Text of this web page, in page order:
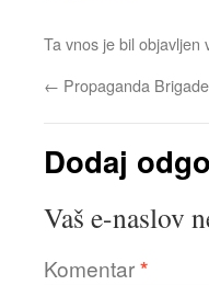
Ta vnos je bil objavljen
← Propaganda Brigade
Dodaj
Vaš e-naslov
Komentar*